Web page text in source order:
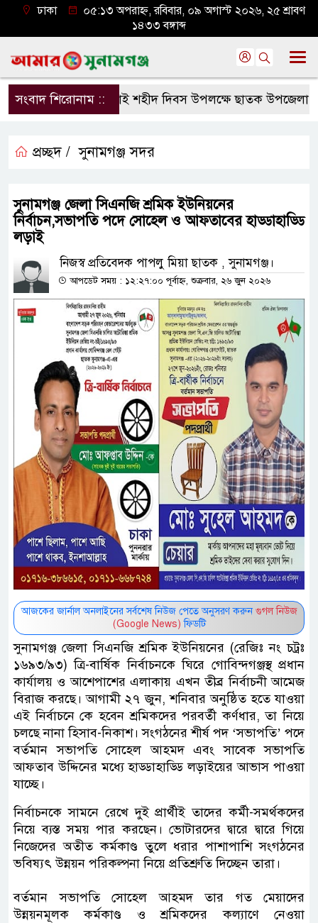
ঢাকা
০৫:১৩ অপরাহ্ন, রবিবার, ০৯ অগাস্ট ২০২৬, ২৫ শ্রাবণ
১৪৩৩ বঙ্গাব্দ
সংবাদ শিরোনাম ::জুলাই শহীদ দিবস উপলক্ষে ছাতক উপজেলা
প্রচ্ছদ / সুনামগঞ্জ সদর
সুনামগঞ্জ জেলা সিএনজি শ্রমিক ইউনিয়নের
নির্বাচন,সভাপতি পদে সোহেল ও আফতাবের হাড্ডাহাড্ডি
লড়াই
​নিজস্ব প্রতিবেদক পাপলু মিয়া ছাতক , সুনামগঞ্জ।
আপডেট সময় : ১২:২৭:০০ পূর্বাহ্ন, শুক্রবার, ২৬ জুন ২০২৬
আজকের জার্নাল অনলাইনের সর্বশেষ নিউজ পেতে অনুসরণ করুন গুগল নিউজ
(Google News) ফিডটি
সুনামগঞ্জ জেলা সিএনজি শ্রমিক ইউনিয়নের (রেজিঃ নং চট্রঃ
১৬৯৩/৯৩) ত্রি-বার্ষিক নির্বাচনকে ঘিরে গোবিন্দগঞ্জস্থ প্রধান
কার্যালয় ও আশেপাশের এলাকায় এখন তীব্র নির্বাচনী আমেজ
বিরাজ করছে। আগামী ২৭ জুন, শনিবার অনুষ্ঠিত হতে যাওয়া
এই নির্বাচনে কে হবেন শ্রমিকদের পরবর্তী কর্ণধার, তা নিয়ে
চলছে নানা হিসাব-নিকাশ। সংগঠনের শীর্ষ পদ ‘সভাপতি’ পদে
বর্তমান সভাপতি সোহেল আহমদ এবং সাবেক সভাপতি
আফতাব উদ্দিনের মধ্যে হাড্ডাহাড্ডি লড়াইয়ের আভাস পাওয়া
যাচ্ছে।
​নির্বাচনকে সামনে রেখে দুই প্রার্থীই তাদের কর্মী-সমর্থকদের
নিয়ে ব্যস্ত সময় পার করছেন। ভোটারদের দ্বারে দ্বারে গিয়ে
নিজেদের অতীত কর্মকাণ্ড তুলে ধরার পাশাপাশি সংগঠনের
ভবিষ্যৎ উন্নয়ন পরিকল্পনা নিয়ে প্রতিশ্রুতি দিচ্ছেন তারা।
বর্তমান সভাপতি সোহেল আহমদ তার গত মেয়াদের
উন্নয়নমূলক কর্মকাণ্ড ও শ্রমিকদের কল্যাণে নেওয়া